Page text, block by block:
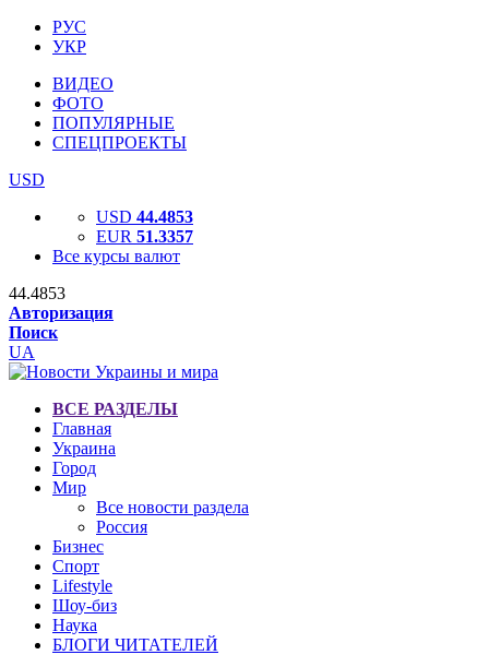
РУС
УКР
ВИДЕО
ФОТО
ПОПУЛЯРНЫЕ
СПЕЦПРОЕКТЫ
USD
USD 44.4853
EUR 51.3357
Все курсы валют
44.4853
Авторизация
Поиск
UA
ВСЕ РАЗДЕЛЫ
Главная
Украина
Город
Мир
Все новости раздела
Россия
Бизнес
Спорт
Lifestyle
Шоу-биз
Наука
БЛОГИ ЧИТАТЕЛЕЙ